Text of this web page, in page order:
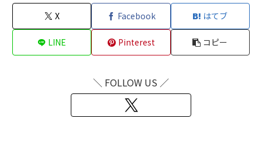
X Facebook はてブ
LINE Pinterest コピー
＼ FOLLOW US ／